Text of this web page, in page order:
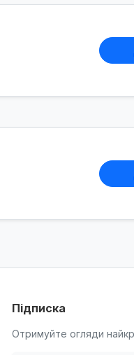
Підписка
Отримуйте огляди